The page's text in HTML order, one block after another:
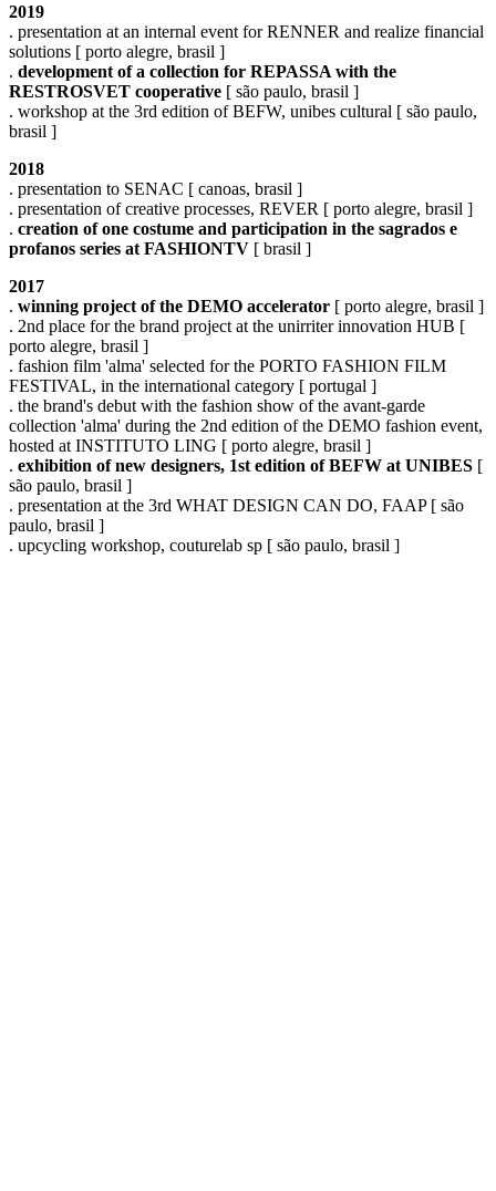
2019
. presentation at an internal event for RENNER and realize financial
solutions [ porto alegre, brasil ]
. development of a collection for REPASSA with the
RESTROSVET cooperative [ são paulo, brasil ]
. workshop at the 3rd edition of BEFW, unibes cultural [ são paulo,
brasil ]
2018
. presentation to SENAC [ canoas, brasil ]
. presentation of creative processes, REVER [ porto alegre, brasil ]
. creation of one costume and participation in the sagrados e
profanos series at FASHIONTV [ brasil ]
2017
. winning project of the DEMO accelerator [ porto alegre, brasil ]
. 2nd place for the brand project at the unirriter innovation HUB [
porto alegre, brasil ]
. fashion film 'alma' selected for the PORTO FASHION FILM
FESTIVAL, in the international category [ portugal ]
. the brand's debut with the fashion show of the avant-garde
collection 'alma' during the 2nd edition of the DEMO fashion event,
hosted at INSTITUTO LING [ porto alegre, brasil ]
. exhibition of new designers, 1st edition of BEFW at UNIBES [
são paulo, brasil ]
. presentation at the 3rd WHAT DESIGN CAN DO, FAAP [ são
paulo, brasil ]
. upcycling workshop, couturelab sp [ são paulo, brasil ]